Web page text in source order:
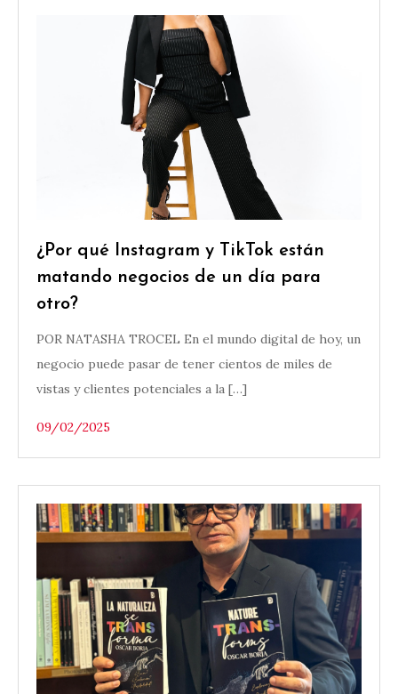
¿Por qué Instagram y TikTok están
matando negocios de un día para
otro?
POR NATASHA TROCEL En el mundo digital de hoy, un
negocio puede pasar de tener cientos de miles de
vistas y clientes potenciales a la […]
09/02/2025